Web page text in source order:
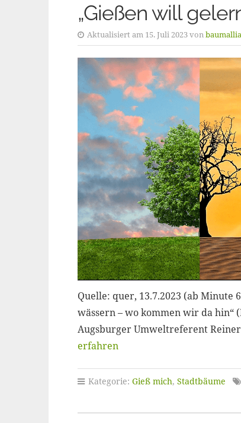
„Gießen will
Aktualisiert am 15. Juli 2023 von
Quelle: quer, 13.7.2023 (ab Minute
wässern – wo kommen wir da hin“
Augsburger Umweltreferent
erfahren
Kategorie: Gieß mich, Stadtbäume